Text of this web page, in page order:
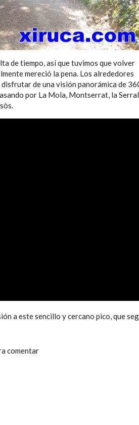
de tiempo, así que tuvimos que volver
mereció la pena. Los alrededores
de una visión panorámica de
por La Mola, Montserrat, la
a este sencillo y cercano pico, que
comentar